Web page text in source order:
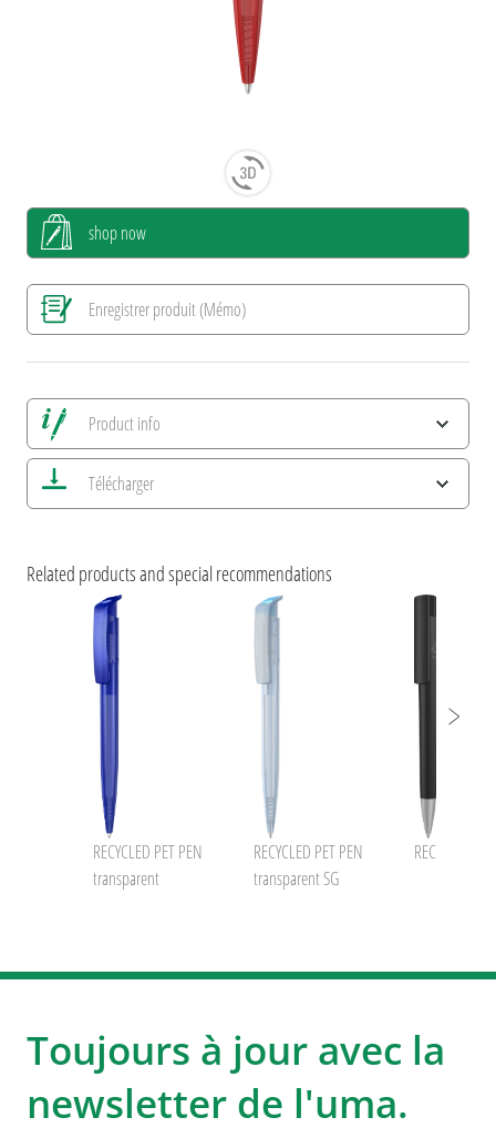
shop now
Enregistrer produit (Mémo)
Product info
Alle Ansichten speichern
Enregistrer image actuelle
Informations d'impression
Télécharger
uma RECYCLED PET PEN
uma RECYCLED PET PEN
Related products and special recommendations
RECYCLED PET PEN
transparent
RECYCLED PET PEN
transparent SG
RECYCLED
Toujours à jour avec la
newsletter de l'uma.